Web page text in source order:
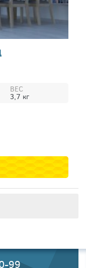
ВЕС
3,7 кг
99